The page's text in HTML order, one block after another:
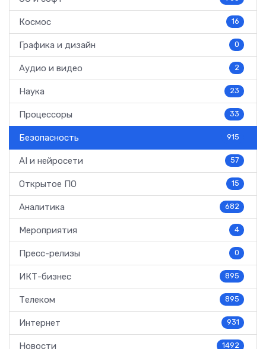
Космос 16
Графика и дизайн 0
Аудио и видео 2
Наука 23
Процессоры 33
Безопасность 915
AI и нейросети 57
Открытое ПО 15
Аналитика 682
Мероприятия 4
Пресс-релизы 0
ИКТ-бизнес 895
Телеком 895
Интернет 931
Новости 1492